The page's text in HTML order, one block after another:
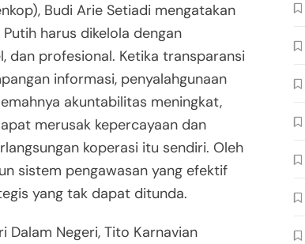
Budi Arie Setiadi mengatakan
harus dikelola dengan
dan profesional. Ketika transparansi
informasi, penyalahgunaan
akuntabilitas meningkat,
merusak kepercayaan dan
koperasi itu sendiri. Oleh
sistem pengawasan yang efektif
yang tak dapat ditunda.
Dalam Negeri, Tito Karnavian